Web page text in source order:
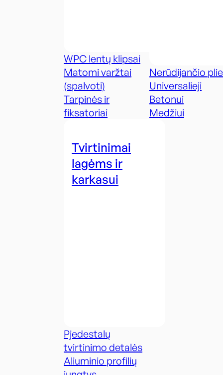
WPC lentų klipsai
Matomi varžtai
(spalvoti)
Tarpinės ir
fiksatoriai
Nerūdijančio
Universalieji
Betonui
Medžiui
Tvirtinimai
lagėms ir
karkasui
Pjedestalų
tvirtinimo detalės
Aliuminio profilių